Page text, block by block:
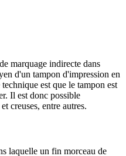
marquage indirecte dans
d'un tampon d'impression en
est que le tampon est
Il est donc possible
creuses, entre autres.
laquelle un fin morceau de